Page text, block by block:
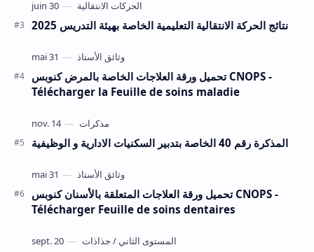
نتائج الحركة الانتقالية التعليمية الخاصة بهيئة التدريس 2025
تحميل ورقة العلاجات الخاصة بالمرض كنوبس CNOPS -
Télécharger la Feuille de soins maladie
المذكرة رقم 40 الخاصة بتدبير السكنيات الادارية و الوظيفية
تحميل ورقة العلاجات المتعلقة بالأسنان كنوبس CNOPS -
Télécharger Feuille de soins dentaires